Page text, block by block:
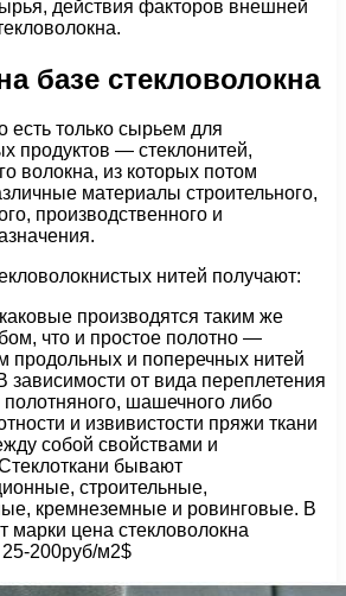
действия факторов внешней
базе стекловолокна
есть только сырьем для
продуктов — стеклонитей,
волокна, из которых потом
материалы строительного,
производственного и
нитей получают:
производятся таким же
что и простое полотно —
продольных и поперечных нитей
зависимости от вида переплетения
шашечного либо
и извивистости пряжи ткани
собой свойствами и
бывают
строительные,
кремнеземные и ровинговые. В
марки цена стекловолокна
200руб/м2$